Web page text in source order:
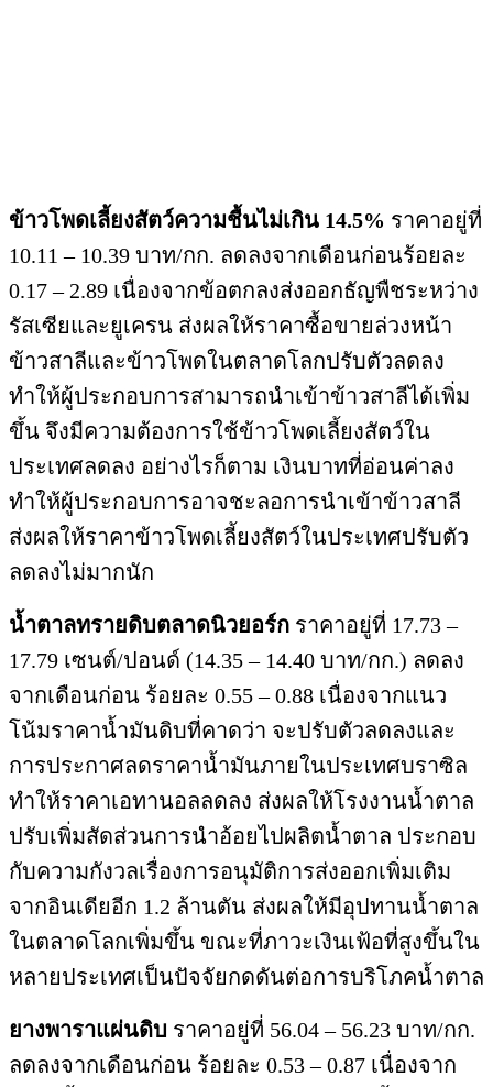
ข้าวโพดเลี้ยงสัตว์ความชื้นไม่เกิน 14.5% ราคาอยู่ที่
10.11 – 10.39 บาท/กก. ลดลงจากเดือนก่อนร้อยละ
0.17 – 2.89 เนื่องจากข้อตกลงส่งออกธัญพืชระหว่าง
รัสเซียและยูเครน ส่งผลให้ราคาซื้อขายล่วงหน้า
ข้าวสาลีและข้าวโพดในตลาดโลกปรับตัวลดลง
ทำให้ผู้ประกอบการสามารถนำเข้าข้าวสาลีได้เพิ่ม
ขึ้น จึงมีความต้องการใช้ข้าวโพดเลี้ยงสัตว์ใน
ประเทศลดลง อย่างไรก็ตาม เงินบาทที่อ่อนค่าลง
ทำให้ผู้ประกอบการอาจชะลอการนำเข้าข้าวสาลี
ส่งผลให้ราคาข้าวโพดเลี้ยงสัตว์ในประเทศปรับตัว
ลดลงไม่มากนัก
น้ำตาลทรายดิบตลาดนิวยอร์ก ราคาอยู่ที่ 17.73 –
17.79 เซนต์/ปอนด์ (14.35 – 14.40 บาท/กก.) ลดลง
จากเดือนก่อน ร้อยละ 0.55 – 0.88 เนื่องจากแนว
โน้มราคาน้ำมันดิบที่คาดว่า จะปรับตัวลดลงและ
การประกาศลดราคาน้ำมันภายในประเทศบราซิล
ทำให้ราคาเอทานอลลดลง ส่งผลให้โรงงานน้ำตาล
ปรับเพิ่มสัดส่วนการนำอ้อยไปผลิตน้ำตาล ประกอบ
กับความกังวลเรื่องการอนุมัติการส่งออกเพิ่มเติม
จากอินเดียอีก 1.2 ล้านตัน ส่งผลให้มีอุปทานน้ำตาล
ในตลาดโลกเพิ่มขึ้น ขณะที่ภาวะเงินเฟ้อที่สูงขึ้นใน
หลายประเทศเป็นปัจจัยกดดันต่อการบริโภคน้ำตาล
ยางพาราแผ่นดิบ ราคาอยู่ที่ 56.04 – 56.23 บาท/กก.
ลดลงจากเดือนก่อน ร้อยละ 0.53 – 0.87 เนื่องจาก